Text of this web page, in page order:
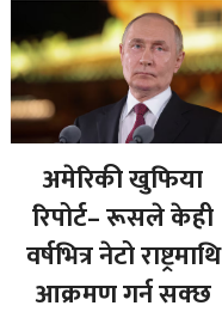
अमेरिकी खुफिया
रिपोर्ट– रूसले केही
वर्षभित्र नेटो राष्ट्रमाथि
आक्रमण गर्न सक्छ